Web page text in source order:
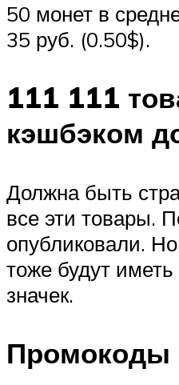
50 монет в
35 руб. (0.50$).
111 111
кэшбэком
Должна быть
все эти товары.
опубликовали.
тоже будут
значек.
Промокоды